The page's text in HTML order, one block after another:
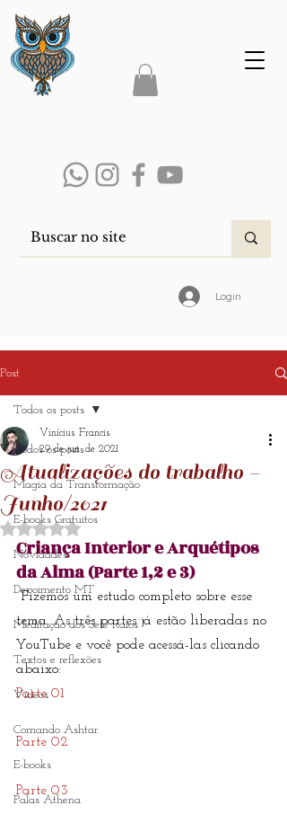
Login
Post
Todos os posts
Magia da Transformação
E-books Gratuitos
Novidades
Depoimento MT
Meditação dos Sete Raios
Textos e reflexões
Vídeos
Comando Ashtar
E-books
Palas Athena
Todos os posts
Atualizações do trabalho -
Junho/2021
Vinícius Francis
29 de jun. de 2021
Avaliado com NaN de 5 estrelas.
Criança Interior e Arquétipos
da Alma (Parte 1,2 e 3)
Fizemos um estudo completo sobre esse
tema. As três partes já estão liberadas no
YouTube e você pode acessá-las clicando
abaixo:
Parte 01
Parte 02
Parte 03